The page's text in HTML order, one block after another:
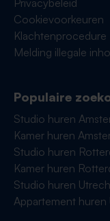
Privacybeleid
Cookievoorkeuren
Klachtenprocedure
Melding illegale
Populaire
Studio huren
Kamer huren
Studio huren
Kamer huren
Studio huren
Appartement huren